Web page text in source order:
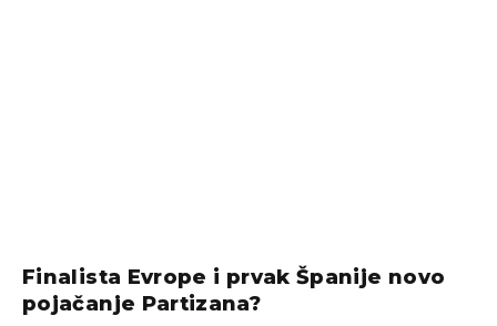
Finalista Evrope i prvak Španije novo
pojačanje Partizana?